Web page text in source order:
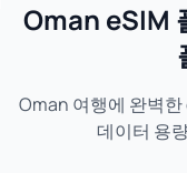
Oman eSIM
Oman 여행에 완벽
데이터 용